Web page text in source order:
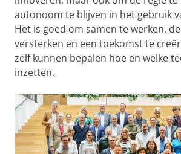
autonoom te blijven in het gebruik
Het is goed om samen te werken,
versterken en een toekomst te
zelf kunnen bepalen hoe en welke
inzetten.